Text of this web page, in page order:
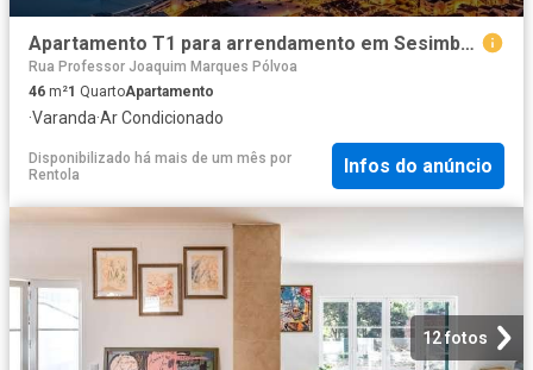
Apartamento T1 para arrendamento em Sesimbra, Lisboa
Rua Professor Joaquim Marques Pólvoa
46 m²1 QuartoApartamento
·Varanda·Ar Condicionado
Disponibilizado há mais de um mês por
Rentola
Infos do anúncio
12 fotos